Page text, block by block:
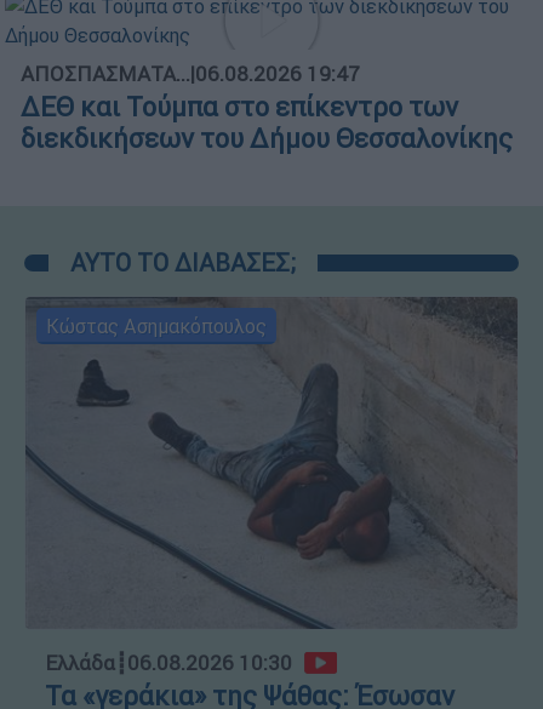
ΑΠΟΣΠΑΣΜΑΤΑ...|06.08.2026 19:47
ΔΕΘ και Τούμπα στο επίκεντρο των
διεκδικήσεων του Δήμου Θεσσαλονίκης
ΑΥΤΟ ΤΟ ΔΙΑΒΑΣΕΣ;
Κώστας Ασημακόπουλος
Ελλάδα┋06.08.2026 10:30
Τα «γεράκια» της Ψάθας: Έσωσαν